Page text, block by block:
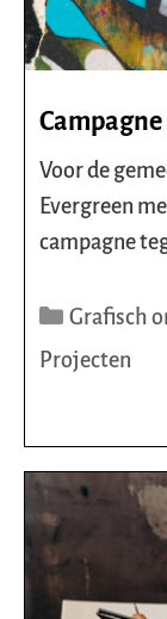
Voor de
Evergreen
campagne
Grafisch
Projecten